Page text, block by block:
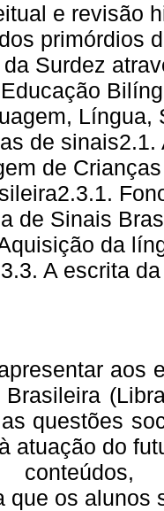
e revisão
primórdios
Surdez
de
de
de Sinais
da
A escrita
aos
questões
atuação do
que os alunos